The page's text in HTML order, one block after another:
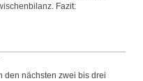
Fazit:
den nächsten zwei bis drei